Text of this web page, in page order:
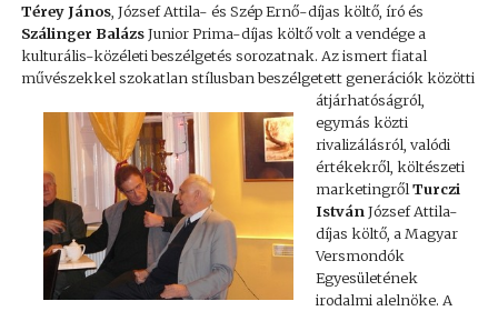
Térey János, József Attila- és Szép Ernő-díjas költő, író és
Szálinger BalázsJunior Prima-díjas költő volt a vendége a
kulturális-közéleti beszélgetés sorozatnak. Az ismert fiatal
művészekkel szokatlan stílusban beszélgetettgenerációk közötti
átjárhatóságról,
egymás közti
rivalizálásról, valódi
értékekről, költészeti
marketingrőlTurczi
IstvánJózsef Attila-
díjas költő, a Magyar
Versmondók
Egyesületének
irodalmi alelnöke. A